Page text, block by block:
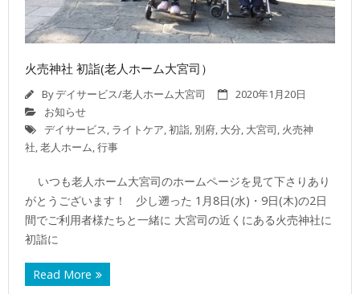
火売神社 初詣(老人ホーム大宮司）
Byデイサービス/老人ホーム大宮司
2020年1月20日
お知らせ
デイサービス, ライトケア,初詣, 別府, 大分, 大宮司, 火売神
社,老人ホーム,行事
いつも老人ホーム大宮司のホームページを見て下さりあり
がとうございます！ 少し遡った 1月8日(水)・9日(木)の2日
間でご利用者様たちと一緒に 大宮司の近くにある火売神社に
初詣に
Read More